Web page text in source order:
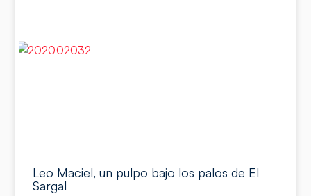
Leo Maciel, un pulpo bajo los palos de El
Sargal